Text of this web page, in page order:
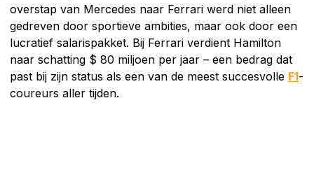
overstap van Mercedes naar Ferrari werd niet alleen
gedreven door sportieve ambities, maar ook door een
lucratief salarispakket. Bij Ferrari verdient Hamilton
naar schatting $ 80 miljoen per jaar – een bedrag dat
past bij zijn status als een van de meest succesvolle F1-
coureurs aller tijden.